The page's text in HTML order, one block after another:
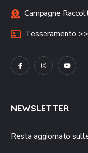
Campagne
Tesseramento >>
NEWSLETTER
Resta aggiornato